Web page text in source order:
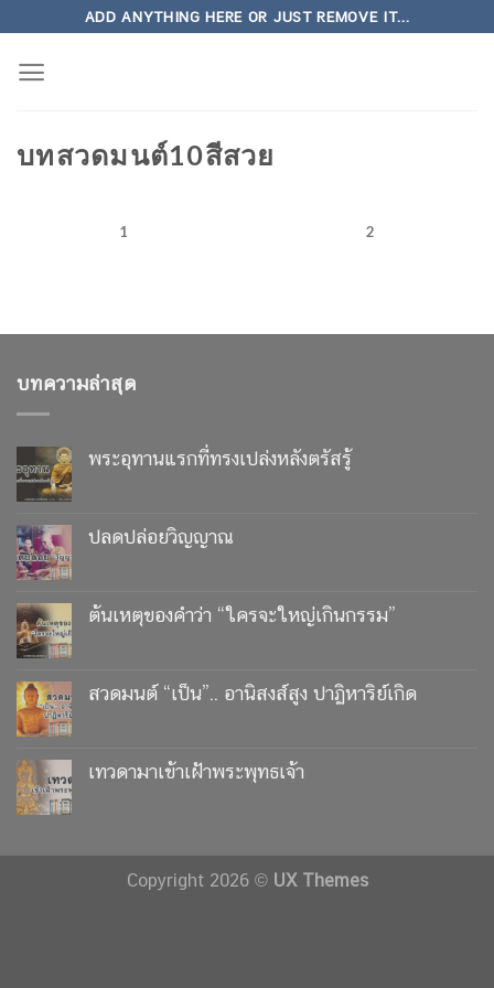
content
ADD ANYTHING HERE OR JUST REMOVE IT...
บทสวดมนต์10สีสวย
1 2
บทความล่าสุด
พระอุทานแรกที่ทรงเปล่งหลังตรัสรู้
ปลดปล่อยวิญญาณ
ต้นเหตุของคำว่า “ใครจะใหญ่เกินกรรม”
สวดมนต์ “เป็น”.. อานิสงส์สูง ปาฏิหาริย์เกิด
เทวดามาเข้าเฝ้าพระพุทธเจ้า
Copyright 2026 © UX Themes